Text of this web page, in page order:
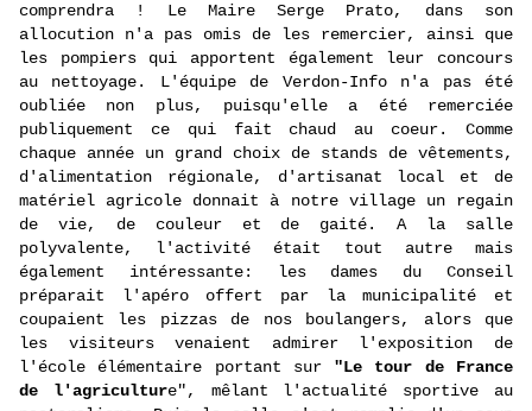
comprendra ! Le Maire Serge Prato, dans son
allocution n'a pas omis de les remercier, ainsi que
les pompiers qui apportent également leur concours
au nettoyage. L'équipe de Verdon-Info n'a pas été
oubliée non plus, puisqu'elle a été remerciée
publiquement ce qui fait chaud au coeur. Comme
chaque année un grand choix de stands de vêtements,
d'alimentation régionale, d'artisanat local et de
matériel agricole donnait à notre village un regain
de vie, de couleur et de gaité. A la salle
polyvalente, l'activité était tout autre mais
également intéressante: les dames du Conseil
préparait l'apéro offert par la municipalité et
coupaient les pizzas de nos boulangers, alors que
les visiteurs venaient admirer l'exposition de
l'école élémentaire portant sur "Le tour de France
de l'agriculture", mêlant l'actualité sportive au